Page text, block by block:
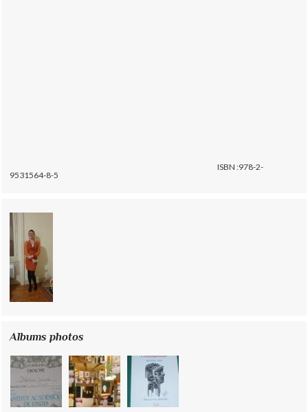
ISBN :978-2-
9531564-8-5
Albums photos